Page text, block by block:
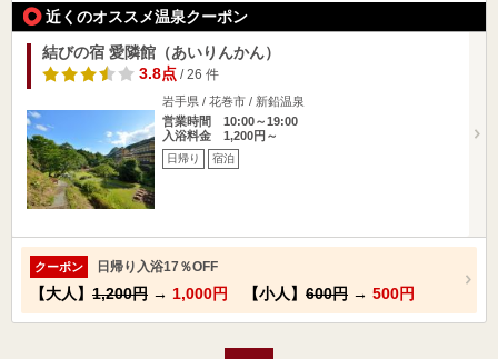
近くのオススメ温泉クーポン
結びの宿 愛隣館（あいりんかん）
3.8点/ 26 件
岩手県 / 花巻市 / 新鉛温泉
営業時間 10:00～19:00
入浴料金 1,200円～
日帰り 宿泊
クーポン 日帰り入浴17％OFF
【大人】 1,200円 → 1,000円 【小人】 600円 → 500円